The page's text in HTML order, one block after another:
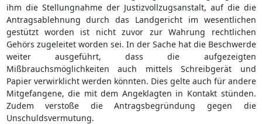
ihm die Stellungnahme der Justizvollzugsanstalt, auf die die
Antragsablehnung durch das Landgericht im wesentlichen
gestützt worden ist nicht zuvor zur Wahrung rechtlichen
Gehörs zugeleitet worden sei. In der Sache hat die Beschwerde
weiter ausgeführt, dass die aufgezeigten
Mißbrauchsmöglichkeiten auch mittels Schreibgerät und
Papier verwirklicht werden könnten. Dies gelte auch für andere
Mitgefangene, die mit dem Angeklagten in Kontakt stünden.
Zudem verstoße die Antragsbegründung gegen die
Unschuldsvermutung.